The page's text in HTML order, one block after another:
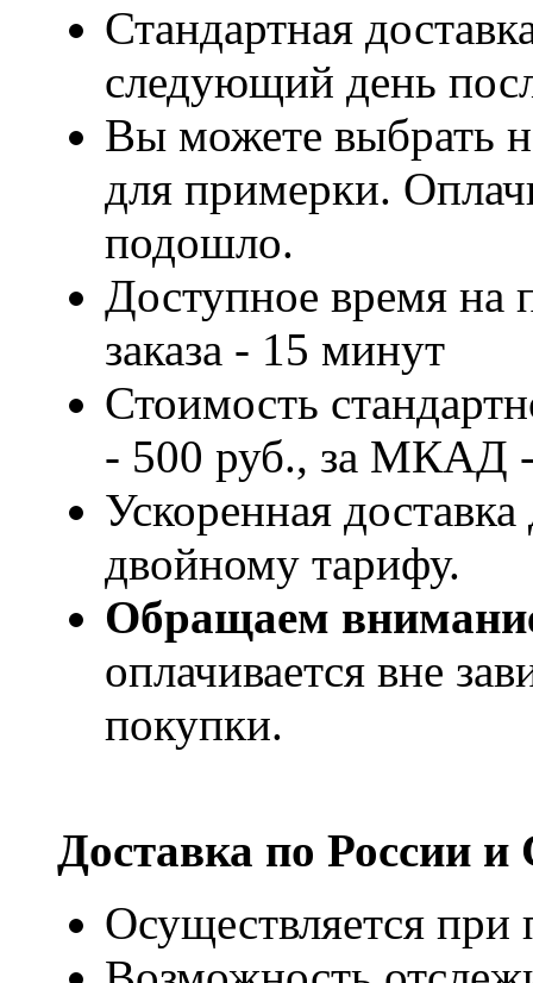
Стандартная
следующий день
Вы можете выбрать
для примерки.
подошло.
Доступное время на
заказа - 15 минут
Стоимость
- 500 руб., за МКАД
Ускоренная
двойному тарифу.
Обращаем
оплачивается вне
покупки.
Доставка по России
Осуществляется при